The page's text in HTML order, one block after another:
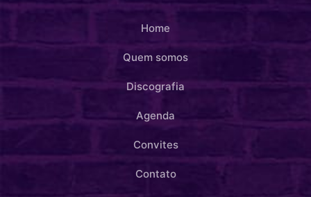
Home
Quem somos
Discografia
Agenda
Convites
Contato